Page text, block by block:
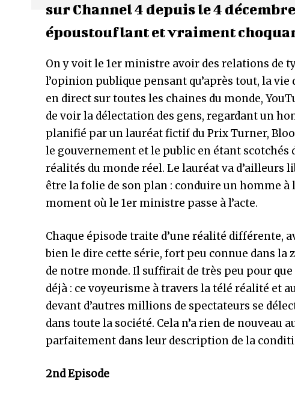
sur Channel 4 depuis le 4
époustouflant et vraiment
On y voit le 1er ministre avoir des relations de
l’opinion publique pensant qu’après tout, la
en direct sur toutes les chaines du monde,
de voir la délectation des gens, regardant un
planifié par un lauréat fictif du Prix Turner,
le gouvernement et le public en étant scotchés
réalités du monde réel. Le lauréat va d’ailleurs
être la folie de son plan : conduire un homme à
moment où le 1er ministre passe à l’acte.
Chaque épisode traite d’une réalité différente,
bien le dire cette série, fort peu connue dans
de notre monde. Il suffirait de très peu pour
déjà : ce voyeurisme à travers la télé réalité et
devant d’autres millions de spectateurs se
dans toute la société. Cela n’a rien de nouveau
parfaitement dans leur description de la
2nd Episode